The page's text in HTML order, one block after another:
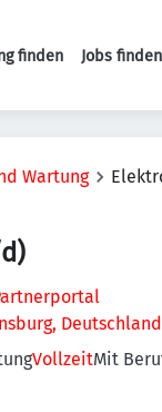
finden Jobs finden
Wartung
Deutschland
VollzeitMit